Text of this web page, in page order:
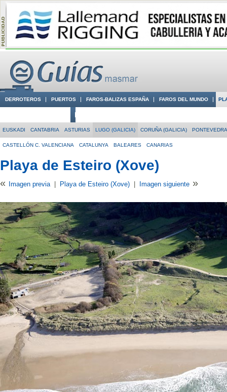
DERROTEROS PUERTOS FAROS-BALIZAS ESPAÑA FAROS DEL MUNDO
EUSKADI CANTABRIA ASTURIAS LUGO (GALICIA) CORUÑA (GALICIA)
CASTELLÓN C. VALENCIANA CATALUNYA BALEARES CANARIAS
Playa de Esteiro (Xove)
« Imagen previa | Playa de Esteiro (Xove) | Imagen siguiente »